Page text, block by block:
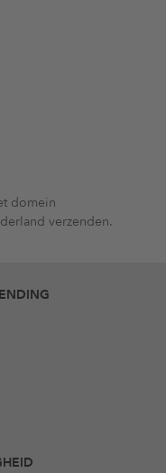
domein
verzenden.